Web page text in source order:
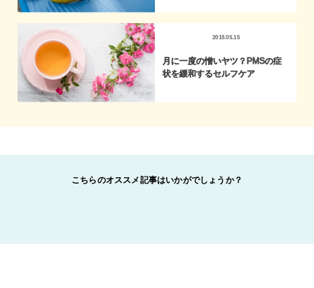
2018.05.15
月に一度の憎いヤツ？PMSの症
状を緩和するセルフケア
こちらのオススメ記事はいかがでしょうか？